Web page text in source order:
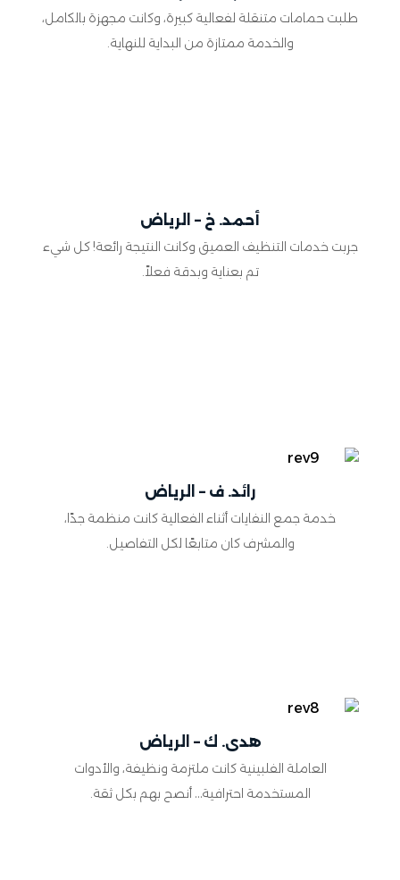
طلبت حمامات متنقلة لفعالية كبيرة، وكانت مجهزة بالكامل،
والخدمة ممتازة من البداية للنهاية.
أحمد. خ – الرياض
جربت خدمات التنظيف العميق وكانت النتيجة رائعة! كل شيء
تم بعناية وبدقة فعلاً.
رائد. ف – الرياض
خدمة جمع النفايات أثناء الفعالية كانت منظمة جدًا،
والمشرف كان متابعًا لكل التفاصيل.
هدى. ك – الرياض
العاملة الفلبينية كانت ملتزمة ونظيفة، والأدوات
المستخدمة احترافية… أنصح بهم بكل ثقة.